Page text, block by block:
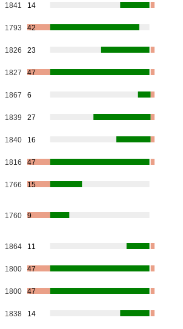
1841 14
1793 42
1826 23
1827 47
1867 6
1839 27
1840 16
1816 47
1766 15
1760 9
1864 11
1800 47
1800 47
1838 14